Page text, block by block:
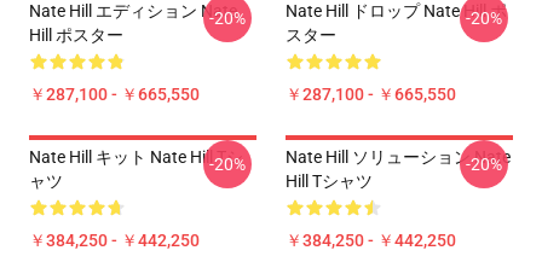
Nate Hill エディション Nate
Hill ポスター
￥287,100 - ￥665,550
-20%
Nate Hill ドロップ Nate Hill ポ
スター
￥287,100 - ￥665,550
-20%
Nate Hill キット Nate Hill Tシ
ャツ
￥384,250 - ￥442,250
-20%
Nate Hill ソリューション Nate
Hill Tシャツ
￥384,250 - ￥442,250
-20%